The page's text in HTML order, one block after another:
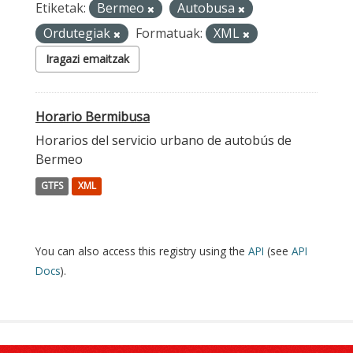
Etiketak: Bermeo
Autobusa
Ordutegiak
Formatuak: XML
Iragazi emaitzak
Horario Bermibusa
Horarios del servicio urbano de autobús de
Bermeo
GTFS XML
You can also access this registry using the API (see API
Docs).